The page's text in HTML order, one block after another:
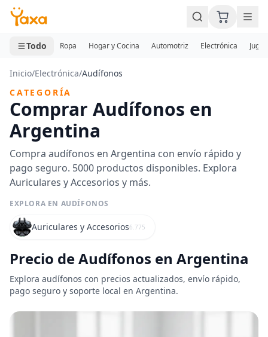
MINI CARRITO
0 productos
Todo Ropa Hogar y Cocina Automotriz Electrónica
Inicio/Electrónica/Audífonos
CATEGORÍA
Comprar Audífonos en
Argentina
Compra audífonos en Argentina con envío rápido y
pago seguro. 5000 productos disponibles. Explora
Auriculares y Accesorios y más.
EXPLORA EN AUDÍFONOS
Auriculares y Accesorios6.775
Precio de Audífonos en Argentina
Explora audífonos con precios actualizados, envío rápido,
pago seguro y soporte local en Argentina.